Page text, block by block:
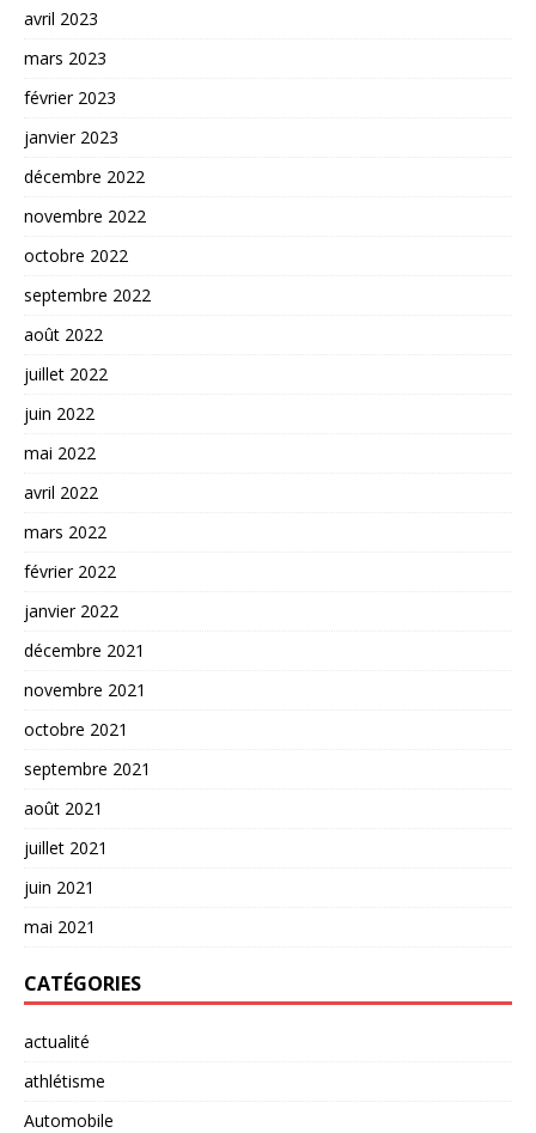
avril 2023
mars 2023
février 2023
janvier 2023
décembre 2022
novembre 2022
octobre 2022
septembre 2022
août 2022
juillet 2022
juin 2022
mai 2022
avril 2022
mars 2022
février 2022
janvier 2022
décembre 2021
novembre 2021
octobre 2021
septembre 2021
août 2021
juillet 2021
juin 2021
mai 2021
CATÉGORIES
actualité
athlétisme
Automobile